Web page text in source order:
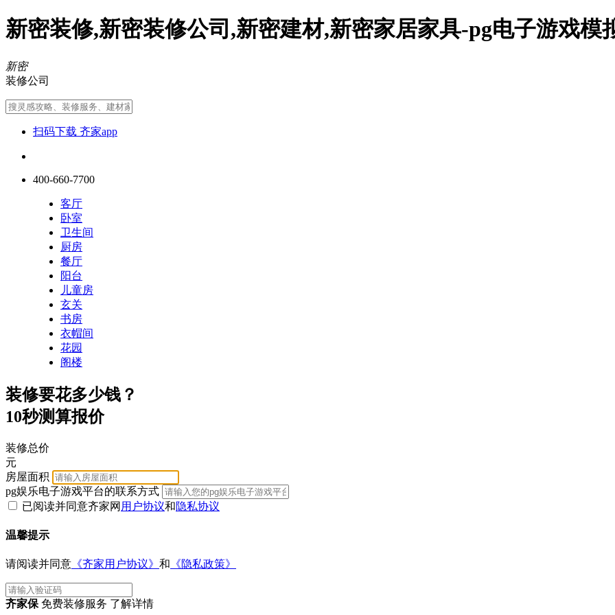
新密装修,新密装修公司,新密建材,新密家居家具-pg电子游戏模
新密
装修公司
扫码下载 齐家app
400-660-7700
客厅
卧室
卫生间
厨房
餐厅
阳台
儿童房
玄关
书房
衣帽间
花园
阁楼
装修要花多少钱？
10秒测算报价
装修总价
元
房屋面积
pg娱乐电子游戏平台的联系方式
已阅读并同意齐家网 用户协议和隐私协议
温馨提示
请阅读并同意 《齐家用户协议》 和 《隐私政策》
齐家保 免费装修服务 了解详情